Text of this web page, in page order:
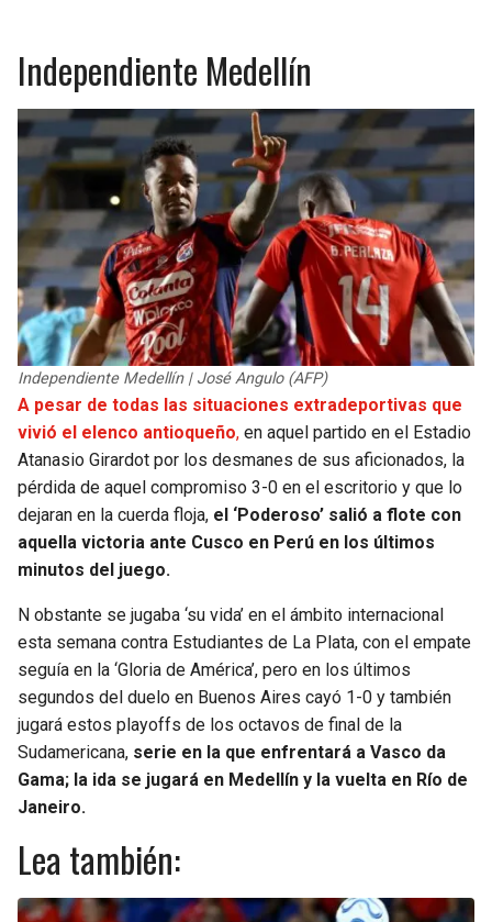
Independiente Medellín
Independiente Medellín | José Angulo (AFP)
A pesar de todas las situaciones extradeportivas que
vivió el elenco antioqueño, en aquel partido en el Estadio
Atanasio Girardot por los desmanes de sus aficionados, la
pérdida de aquel compromiso 3-0 en el escritorio y que lo
dejaran en la cuerda floja, el ‘Poderoso’ salió a flote con
aquella victoria ante Cusco en Perú en los últimos
minutos del juego.
N obstante se jugaba ‘su vida’ en el ámbito internacional
esta semana contra Estudiantes de La Plata, con el empate
seguía en la ‘Gloria de América’, pero en los últimos
segundos del duelo en Buenos Aires cayó 1-0 y también
jugará estos playoffs de los octavos de final de la
Sudamericana, serie en la que enfrentará a Vasco da
Gama; la ida se jugará en Medellín y la vuelta en Río de
Janeiro.
Lea también: